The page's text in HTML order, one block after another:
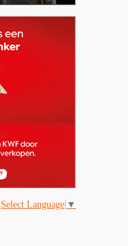
Select Language ▼